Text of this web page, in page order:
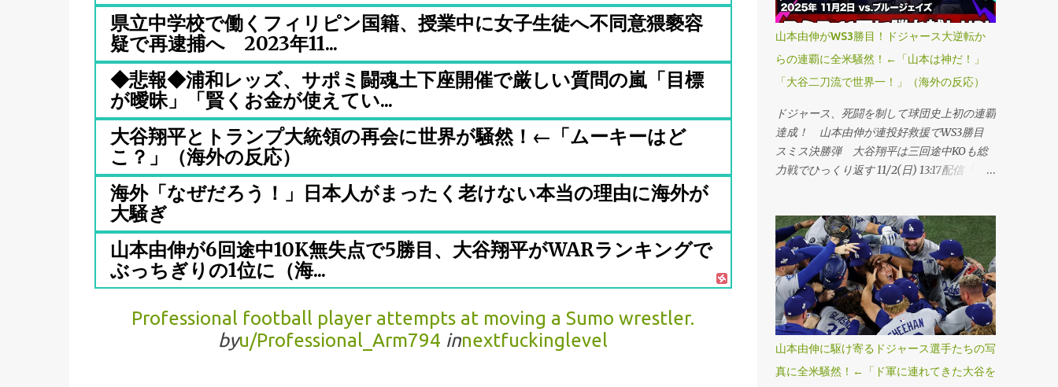
県立中学校で働くフィリピン国籍、授業中に女子生徒へ不同意猥褻容
疑で再逮捕へ 2023年11...
◆悲報◆浦和レッズ、サポミ闘魂土下座開催で厳しい質問の嵐「目標
が曖昧」「賢くお金が使えてい...
大谷翔平とトランプ大統領の再会に世界が騒然！←「ムーキーはど
こ？」（海外の反応）
海外「なぜだろう！」日本人がまったく老けない本当の理由に海外が
大騒ぎ
山本由伸が6回途中10K無失点で5勝目、大谷翔平がWARランキングで
ぶっちぎりの1位に（海...
Professional football player attempts at moving a Sumo wrestler.
byu/Professional_Arm794 innextfuckinglevel
山本由伸がWS3勝目！ドジャース大逆転か
らの連覇に全米騒然！←「山本は神だ！」
「大谷二刀流で世界一！」（海外の反応）
ドジャース、死闘を制して球団史上初の連覇
達成！ 山本由伸が連投好救援でWS3勝目
スミス決勝弾 大谷翔平は三回途中KOも総
力戦でひっくり返す 11/2(日) 13:17配信「ワ
ャースが延長十一回にスミスの勝ち越し本塁
打で球団史上初、MLB25年ぶりのワールド
シリーズ連覇を果たした。第6戦勝利投手の
山本由伸投手が九回途中から登板し、1死満
塁のピンチを切り抜けるなど、3回を無失点
に抑えてシリーズ3勝目を挙げた。「1番・投
手兼指名打者」で先発出場した大谷翔平投手
は三回に決勝3ランを被弾し、マウンドで両
手を膝につきうなだれKO。打者としては第3
山本由伸に駆け寄るドジャース選手たちの写
真に全米騒然！←「ド軍に連れてきた大谷を